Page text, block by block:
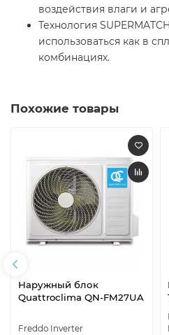
воздействия влаги и
Технология
использоваться как в
комбинациях.
Похожие товары
Наружный блок
Quattroclima QN-FM27UA
Freddo Inverter